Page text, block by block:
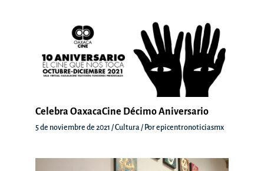
Celebra OaxacaCine Décimo Aniversario
5 de noviembre de 2021 /Cultura / Porepicentronoticiasmx